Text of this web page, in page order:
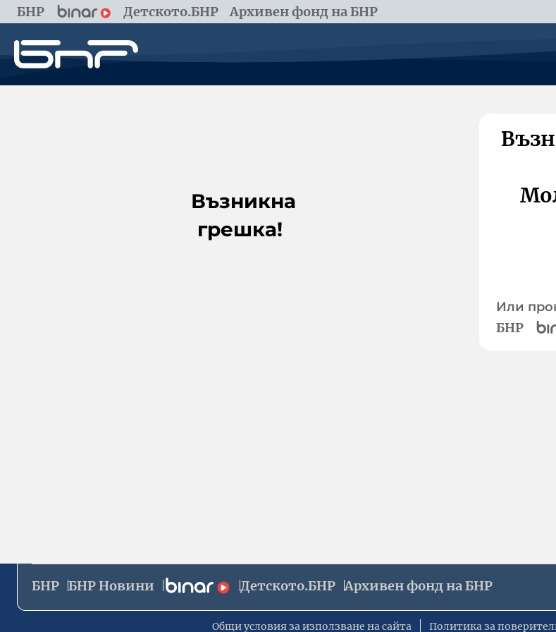
БНР Детското.БНР Архивен фонд на БНР
Възникна
грешка!
Или
БНР
БНР БНР Новини Детското.БНР Архивен фонд на БНР
Общи условия за използване на сайта Политика за